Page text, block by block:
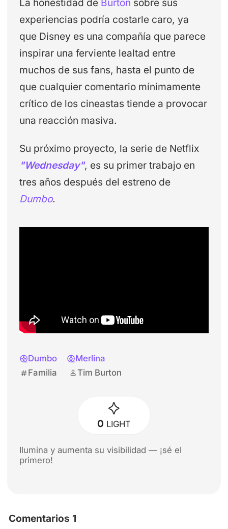
La honestidad de Burton sobre sus
experiencias podría costarle caro, ya
que Disney es una compañía que parece
inspirar una ferviente lealtad entre
muchos de sus fans, hasta el punto de
que cualquier comentario mínimamente
crítico de los cineastas tiende a provocar
una reacción masiva.
Su próximo proyecto, la serie de Netflix
"Wednesday", es su primer trabajo en
tres años después del estreno de
Dumbo.
Dumbo
Merlina
Familia
Tim Burton
0 LIGHT
Ilumina y aumenta su visibilidad — ¡sé el
primero!
Comentarios 1